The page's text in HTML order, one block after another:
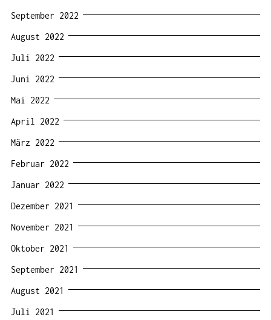
September 2022
August 2022
Juli 2022
Juni 2022
Mai 2022
April 2022
März 2022
Februar 2022
Januar 2022
Dezember 2021
November 2021
Oktober 2021
September 2021
August 2021
Juli 2021